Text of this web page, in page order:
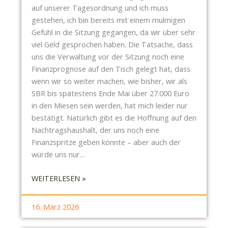
N
G
E
N
U
N
D
D
I
E
Z
U
N
F
I
C
H
E
I
N
E
K
O
N
T
A
K
T
E
L
auf unserer Tagesordnung und ich muss
gestehen, ich bin bereits mit einem mulmigen
Gefühl in die Sitzung gegangen, da wir über sehr
viel Geld gesprochen haben. Die Tatsache, dass
uns die Verwaltung vor der Sitzung noch eine
Finanzprognose auf den Tisch gelegt hat, dass
wenn wir so weiter machen, wie bisher, wir als
SBR bis spätestens Ende Mai über 27.000 Euro
in den Miesen sein werden, hat mich leider nur
bestätigt. Natürlich gibt es die Hoffnung auf den
Nachtragshaushalt, der uns noch eine
Finanzspritze geben könnte – aber auch der
würde uns nur…
WEITERLESEN »:
16. März 2026